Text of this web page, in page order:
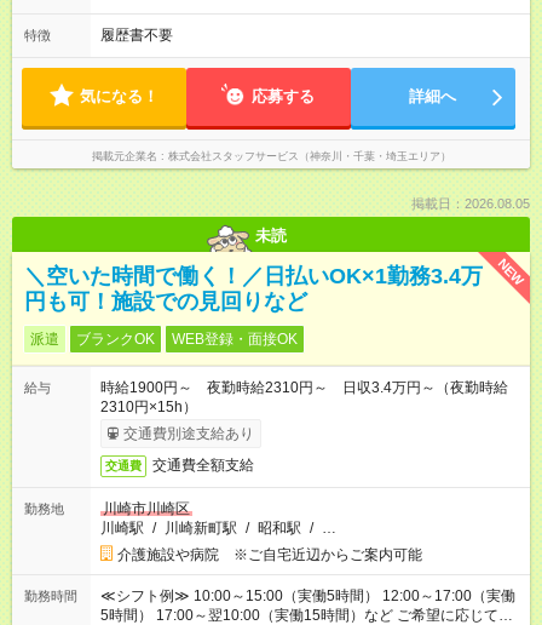
特徴 履歴書不要
気になる！ 応募する 詳細へ
掲載元企業名 株式会社スタッフサービス（神奈川・千葉・埼玉エリア）
掲載日：2026.08.05
未読
NEW
＼空いた時間で働く！／日払いOK×1勤務3.4万
円も可！施設での見回りなど
派遣 ブランクOK WEB登録・面接OK
給与
時給1900円～ 夜勤時給2310円～ 日収3.4万円～（夜勤時給
2310円×15h）
交通費別途支給あり
交通費 交通費全額支給
勤務地
川崎市川崎区
川崎駅 / 川崎新町駅 / 昭和駅 / …
介護施設や病院 ※ご自宅近辺からご案内可能
勤務時間
≪シフト例≫ 10:00～15:00（実働5時間） 12:00～17:00（実働
5時間） 17:00～翌10:00（実働15時間）など ご希望に応じて、